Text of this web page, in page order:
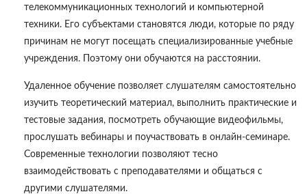
телекоммуникационных технологий и компьютерной
техники. Его субъектами становятся люди, которые по ряду
причинам не могут посещать специализированные учебные
учреждения. Поэтому они обучаются на расстоянии.
Удаленное обучение позволяет слушателям самостоятельно
изучить теоретический материал, выполнить практические и
тестовые задания, посмотреть обучающие видеофильмы,
прослушать вебинары и поучаствовать в онлайн-семинаре.
Современные технологии позволяют тесно
взаимодействовать с преподавателями и общаться с
другими слушателями.